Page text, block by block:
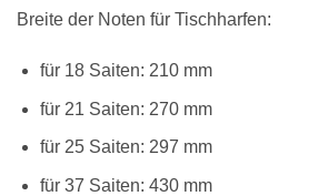
Breite der Noten für Tischharfen:
für 18 Saiten: 210 mm
für 21 Saiten: 270 mm
für 25 Saiten: 297 mm
für 37 Saiten: 430 mm